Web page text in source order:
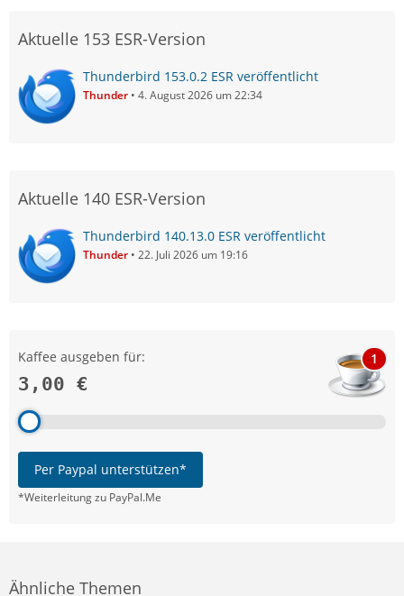
Aktuelle 153 ESR-Version
Thunderbird 153.0.2 ESR veröffentlicht
Thunder 4. August 2026 um 22:34
Aktuelle 140 ESR-Version
Thunderbird 140.13.0 ESR veröffentlicht
Thunder 22. Juli 2026 um 19:16
Kaffee ausgeben für:
3,00 €
1
Per Paypal unterstützen*
*Weiterleitung zu PayPal.Me
Ähnliche Themen